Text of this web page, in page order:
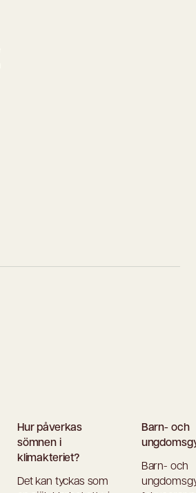
Hur påverkas
sömnen i
klimakteriet?
Det kan tyckas som
Barn- och
Barn- och